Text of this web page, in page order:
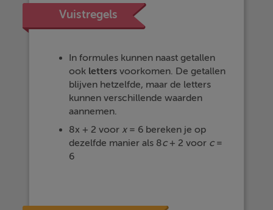
Vuistregels
In formules kunnen naast getallen
ook letters voorkomen. De getallen
blijven hetzelfde, maar de letters
kunnen verschillende waarden
aannemen.
8x + 2 voor x= 6 bereken je op
dezelfde manier als 8c+ 2 voor c=
6